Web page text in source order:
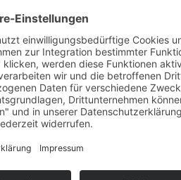
2021 -
sich
FDP im